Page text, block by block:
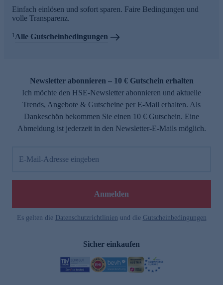
Einfach einlösen und sofort sparen. Faire Bedingungen und
volle Transparenz.
1 Alle Gutscheinbedingungen
Newsletter abonnieren – 10 € Gutschein erhalten
Ich möchte den HSE-Newsletter abonnieren und aktuelle
Trends, Angebote & Gutscheine per E-Mail erhalten. Als
Dankeschön bekommen Sie einen 10 € Gutschein. Eine
Abmeldung ist jederzeit in den Newsletter-E-Mails möglich.
E-Mail-Adresse eingeben
Anmelden
Es gelten die Datenschutzrichtlinien und die Gutscheinbedingungen
Sicher einkaufen